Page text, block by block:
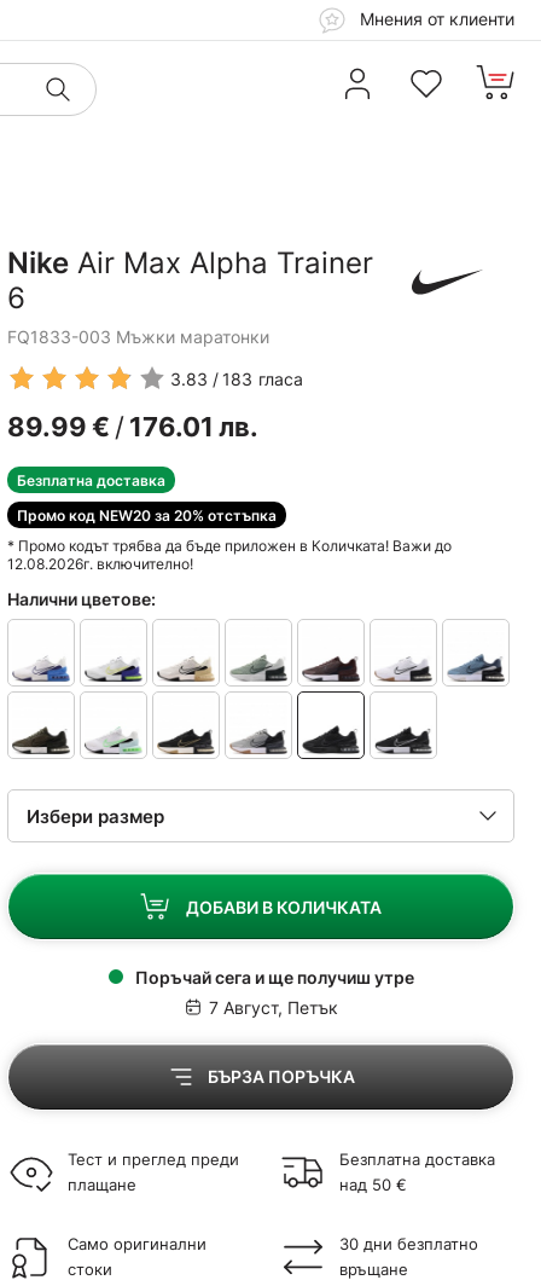
Мнения от клиенти
Nike Air Max Alpha Trainer
6
FQ1833-003 Мъжки маратонки
3.83 183 гласа
89.99€ /176.01 лв.
Безплатна доставка
Промо код NEW20 за 20% отстъпка
* Промо кодът трябва да бъде приложен в Количката! Важи до
12.08.2026г. включително!
Налични цветове:
ДОБАВИ В КОЛИЧКАТА
Поръчай сега и ще получиш утре
7 Август, Петък
БЪРЗА ПОРЪЧКА
Тест и преглед преди
плащане
Безплатна доставка
над 50 €
Само оригинални
стоки
30 дни безплатно
връщане